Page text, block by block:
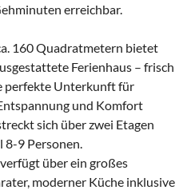
erreichbar.
160 Quadratmetern bietet
Ferienhaus – frisch
perfekte Unterkunft für
und Komfort
sich über zwei Etagen
9 Personen.
über ein großes
moderner Küche inklusive